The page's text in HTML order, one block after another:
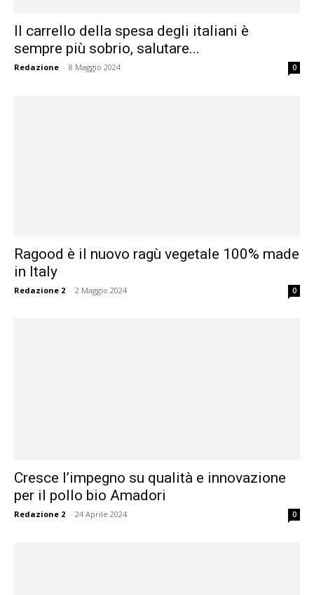
Il carrello della spesa degli italiani è
sempre più sobrio, salutare...
Redazione - 8 Maggio 2024 0
Ragood è il nuovo ragù vegetale 100% made
in Italy
Redazione 2 - 2 Maggio 2024 0
Cresce l’impegno su qualità e innovazione
per il pollo bio Amadori
Redazione 2 - 24 Aprile 2024 0